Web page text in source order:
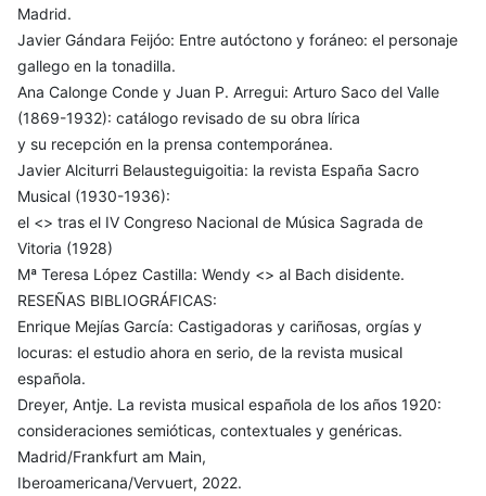
Madrid.
Javier Gándara Feijóo: Entre autóctono y foráneo: el personaje
gallego en la tonadilla.
Ana Calonge Conde y Juan P. Arregui: Arturo Saco del Valle
(1869-1932): catálogo revisado de su obra lírica
y su recepción en la prensa contemporánea.
Javier Alciturri Belausteguigoitia: la revista España Sacro
Musical (1930-1936):
el <> tras el IV Congreso Nacional de Música Sagrada de
Vitoria (1928)
Mª Teresa López Castilla: Wendy <> al Bach disidente.
RESEÑAS BIBLIOGRÁFICAS:
Enrique Mejías García: Castigadoras y cariñosas, orgías y
locuras: el estudio ahora en serio, de la revista musical
española.
Dreyer, Antje. La revista musical española de los años 1920:
consideraciones semióticas, contextuales y genéricas.
Madrid/Frankfurt am Main,
Iberoamericana/Vervuert, 2022.